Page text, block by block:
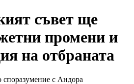
съвет ще
промени и
на отбраната
споразумение с Андора